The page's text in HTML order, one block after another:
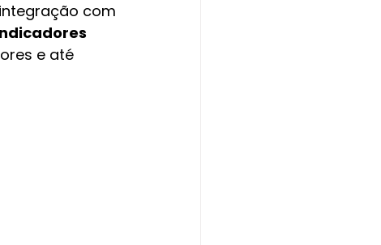
com
e até